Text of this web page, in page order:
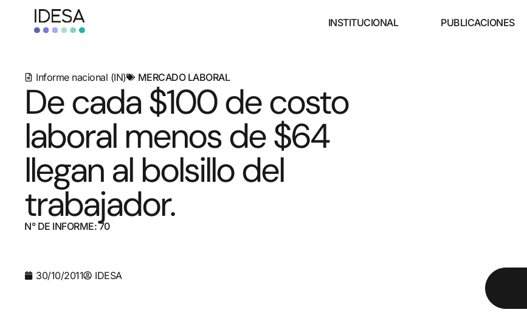
INSTITUCIONAL PUBLICACIONES
Informe nacional (IN) MERCADO LABORAL
De cada $100 de costo
laboral menos de $64
llegan al bolsillo del
trabajador.
N° DE INFORME: 70
30/10/2011
IDESA